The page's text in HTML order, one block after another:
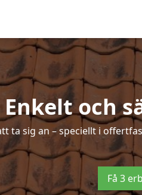
Enkelt och
ta sig an – speciellt i
Få 3